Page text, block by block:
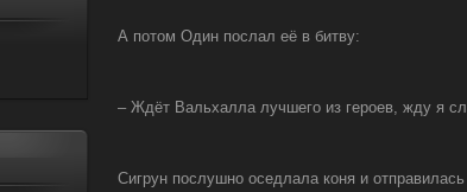
А потом Один послал её в битву:
– Ждёт Вальхалла лучшего из героев, жду я
Сигрун послушно оседлала коня и